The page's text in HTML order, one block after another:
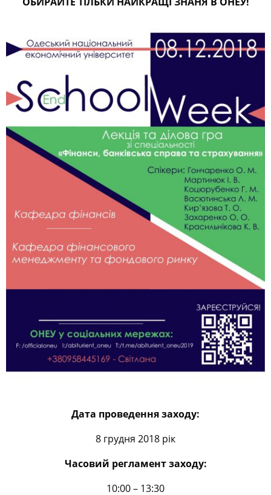
Дата проведення заходу:
8 грудня 2018 рік
Часовий регламент заходу:
10:00 – 13:30